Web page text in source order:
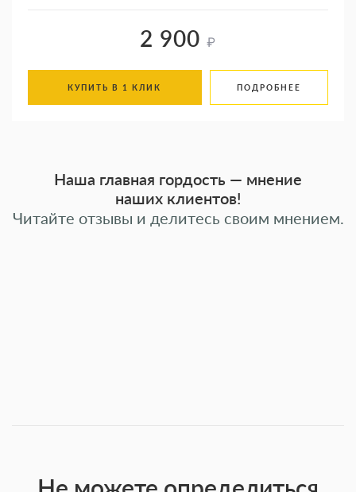
2 900 ₽
КУПИТЬ В 1 КЛИК ПОДРОБНЕЕ
Наша главная гордость — мнение
наших клиентов!
Читайте отзывы и делитесь своим мнением.